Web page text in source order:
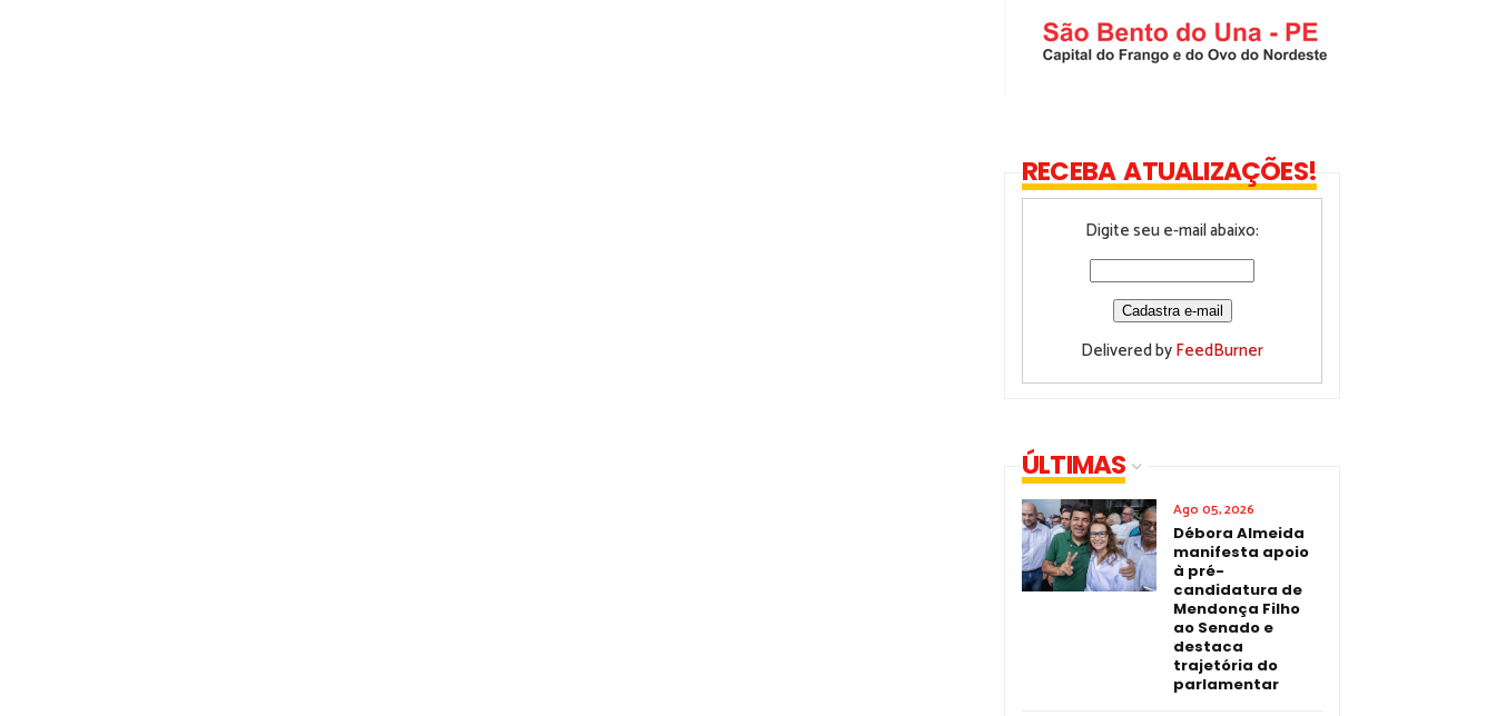
RECEBA ATUALIZAÇÕES!
Digite seu e-mail abaixo:
Delivered byFeedBurner
ÚLTIMAS
Ago 05, 2026
Débora Almeida
manifesta apoio
à pré-
candidatura de
Mendonça Filho
ao Senado e
destaca
trajetória do
parlamentar